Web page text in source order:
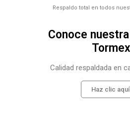
Respaldo total en todos
Conoce
Tormex
Calidad respaldada en
Haz clic